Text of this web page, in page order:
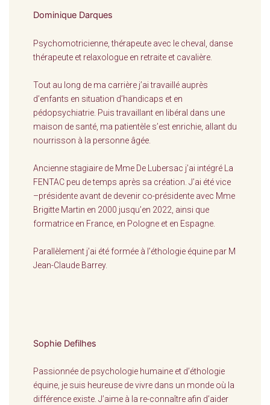
Dominique Darques
Psychomotricienne, thérapeute avec le cheval, danse
thérapeute et relaxologue en retraite et cavalière.
Tout au long de ma carrière j’ai travaillé auprès
d’enfants en situation d’handicaps et en
pédopsychiatrie. Puis travaillant en libéral dans une
maison de santé, ma patientèle s’est enrichie, allant du
nourrisson à la personne âgée.
Ancienne stagiaire de Mme De Lubersac j’ai intégré La
FENTAC peu de temps après sa création. J’ai été vice
–présidente avant de devenir co-présidente avec Mme
Brigitte Martin en 2000 jusqu’en 2022, ainsi que
formatrice en France, en Pologne et en Espagne.
Parallèlement j’ai été formée à l’éthologie équine par M
Jean-Claude Barrey.
Sophie Defilhes
Passionnée de psychologie humaine et d’éthologie
équine, je suis heureuse de vivre dans un monde où la
différence existe. J’aime à la re-connaître afin d’aider